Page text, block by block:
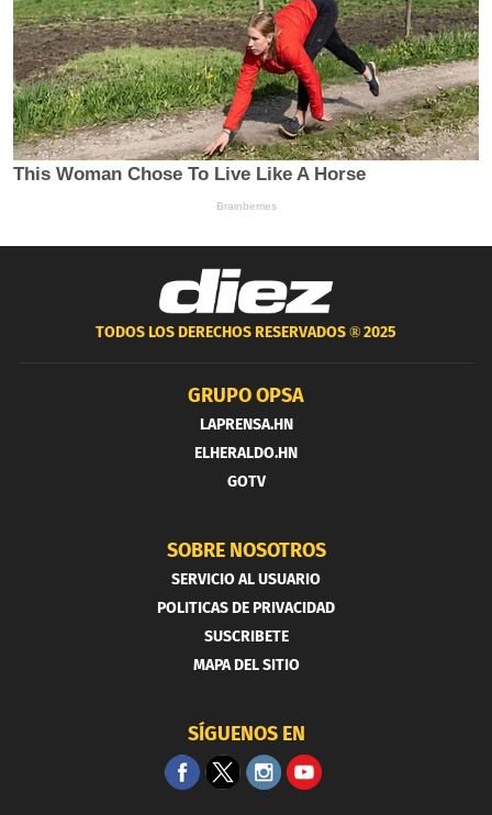
TODOS LOS DERECHOS RESERVADOS ®2025
GRUPO OPSA
LAPRENSA.HN
ELHERALDO.HN
GOTV
SOBRE NOSOTROS
SERVICIO AL USUARIO
POLITICAS DE PRIVACIDAD
SUSCRIBETE
MAPA DEL SITIO
SÍGUENOS EN